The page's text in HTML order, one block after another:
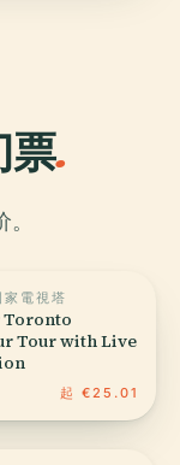
票.
家電視塔
Toronto
Tour with Live
起 €25.01